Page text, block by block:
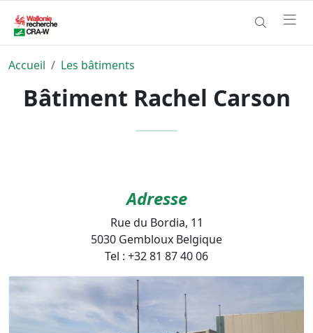
Accueil Les bâtiments
Bâtiment Rachel Carson
Adresse
Rue du Bordia, 11
5030 Gembloux Belgique
Tel : +32 81 87 40 06